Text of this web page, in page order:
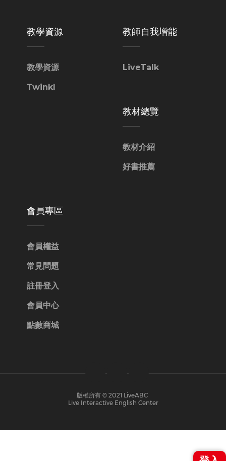
教學資源
教學資源
Twinkl
教師自我增能
LiveTalk
教材總覽
教材介紹
好書推薦
會員專區
會員權益
常見問題
註冊登入
會員中心
點數商城
版權所有 © 2021 LiveABC
Live Interactive English Center​​